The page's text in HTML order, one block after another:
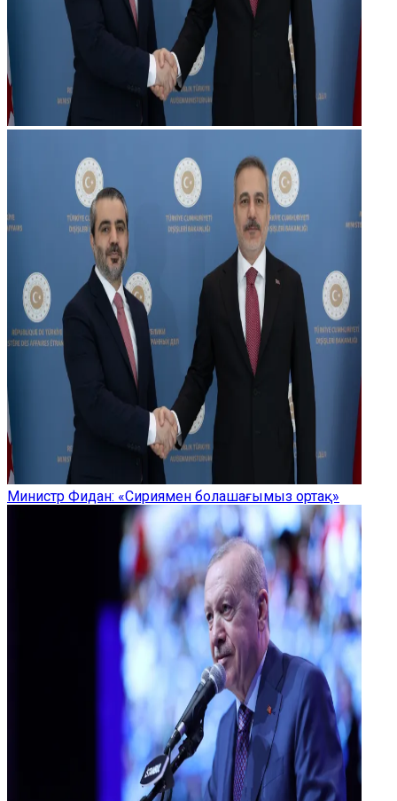
Министр Фидан: «Сириямен болашағымыз ортақ»